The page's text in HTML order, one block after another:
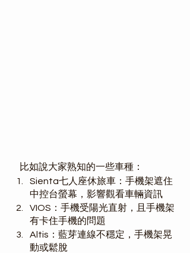
     比如說大家熟知的一些車種：
Sienta七人座休旅車：手機架遮住
中控台螢幕，影響觀看車輛資訊
VIOS：手機受陽光直射，且手機架
有卡住手機的問題
Altis：藍芽連線不穩定，手機架晃
動或鬆脫